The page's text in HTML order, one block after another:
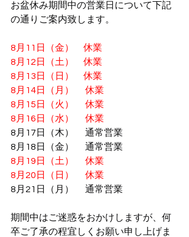
お盆休み期間中の営業日について下記
の通りご案内致します。
8月11日（金）　休業
8月12日（土）　休業
8月13日（日） 休業
8月14日（月） 休業
8月15日（火）　 休業
8月16日（水）　 休業
8月17日（木） 通常営業
8月18日（金） 通常営業
8月19日（土）　 休業
8月20日（日）　 休業
8月21日（月）　 通常営業
期間中はご迷惑をおかけしますが、何
卒ご了承の程宜しくお願い申し上げま